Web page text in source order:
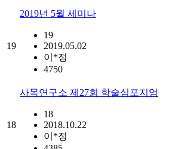
19
2019년 5월 세미나
19
2019.05.02
이*정
4750
18
사목연구소 제27회 학술심포지엄
18
2018.10.22
이*정